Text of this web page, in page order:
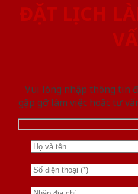
ĐẶT LỊCH
Vui lòng nhập thông tin
gặp gỡ làm việc hoăc tư